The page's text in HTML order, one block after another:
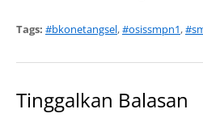
Tags: #bkonetangsel,#osissmpn1,
Tinggalkan Balasan